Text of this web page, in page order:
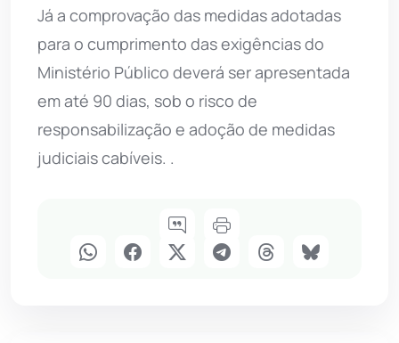
Já a comprovação das medidas adotadas
para o cumprimento das exigências do
Ministério Público deverá ser apresentada
em até 90 dias, sob o risco de
responsabilização e adoção de medidas
judiciais cabíveis. .